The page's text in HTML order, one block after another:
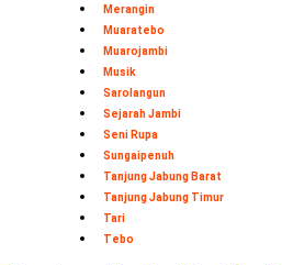
Merangin
Muaratebo
Muarojambi
Musik
Sarolangun
Sejarah Jambi
Seni Rupa
Sungaipenuh
Tanjung Jabung Barat
Tanjung Jabung Timur
Tari
Tebo